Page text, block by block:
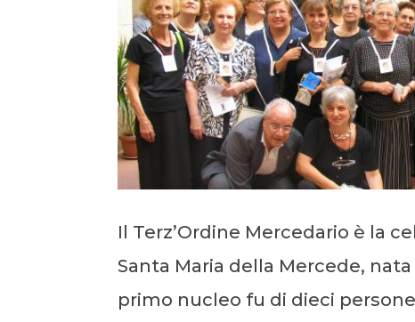
Il Terz’Ordine Mercedario è la
Santa Maria della Mercede,
primo nucleo fu di dieci